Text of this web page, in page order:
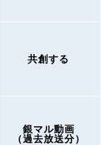
共創する
銀マル動画
（過去放送分）